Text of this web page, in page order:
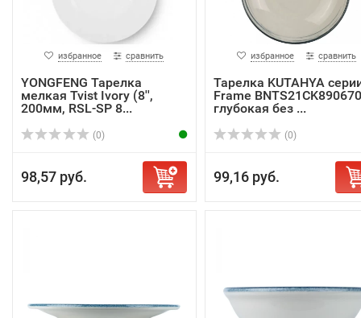
избранное сравнить
YONGFENG Тарелка
мелкая Tvist Ivory (8'',
200мм, RSL-SP 8...
(0)
98,57 руб.
избранное сравнить
Тарелка KUTAHYA
Frame
глубокая без ...
(0)
99,16 руб.